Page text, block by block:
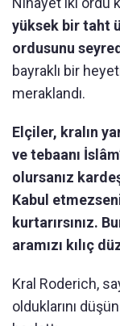
yüksek bir taht
ordusunu
bayraklı bir
meraklandı.
Elçiler, kralın
ve tebaanı
olursanız
Kabul
kurtarırsınız.
aramızı kılıç
Kral Roderich,
olduklarını